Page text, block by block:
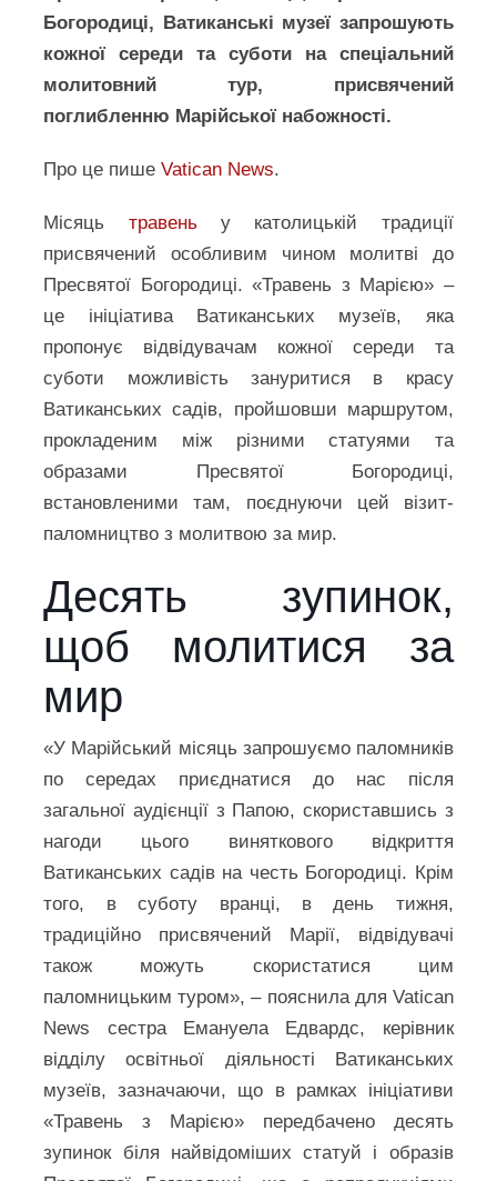
Богородиці, Ватиканські музеї запрошують
кожної середи та суботи на спеціальний
молитовний тур, присвячений
поглибленню Марійської набожності.
Про це пишеVatican News.
Місяць травеньу католицькій традиції
присвячений особливим чином молитві до
Пресвятої Богородиці. «Травень з Марією» –
це ініціатива Ватиканських музеїв, яка
пропонує відвідувачам кожної середи та
суботи можливість зануритися в красу
Ватиканських садів, пройшовши маршрутом,
прокладеним між різними статуями та
образами Пресвятої Богородиці,
встановленими там, поєднуючи цей візит-
паломництво з молитвою за мир.
Десять зупинок,
щоб молитися за
мир
«У Марійський місяць запрошуємо паломників
по середах приєднатися до нас після
загальної аудієнції з Папою, скориставшись з
нагоди цього виняткового відкриття
Ватиканських садів на честь Богородиці. Крім
того, в суботу вранці, в день тижня,
традиційно присвячений Марії, відвідувачі
також можуть скористатися цим
паломницьким туром», – пояснила для Vatican
News сестра Емануела Едвардс, керівник
відділу освітньої діяльності Ватиканських
музеїв, зазначаючи, що в рамках ініціативи
«Травень з Марією» передбачено десять
зупинок біля найвідоміших статуй і образів